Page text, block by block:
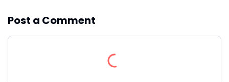
Post a Comment